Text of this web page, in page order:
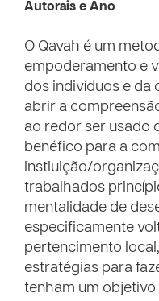
Autorais e Ano
O Qavah é um
empoderamento e
dos indivíduos e da
abrir a
ao redor ser usado
benéfico para a
instiuição/
trabalhados
mentalidade de
especificamente
pertencimento
estratégias para
tenham um